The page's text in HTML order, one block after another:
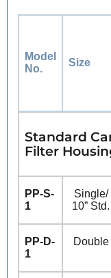
Model
No.
Size
Standard
Filter
PP-S-
1
Single/
10” Std.
PP-D-
1
Double